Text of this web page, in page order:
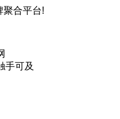
聚合平台!
手可及